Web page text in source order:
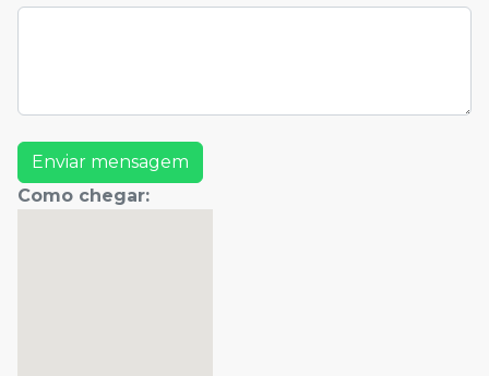
Enviar mensagem
Como chegar: